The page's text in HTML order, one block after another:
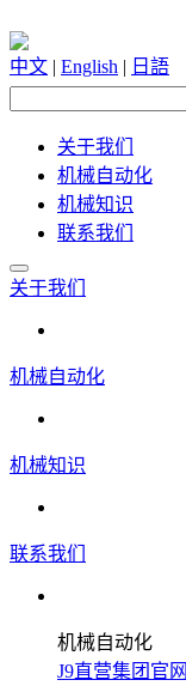
中文 | English | 日語
关于我们
机械自动化
机械知识
联系我们
关于我们
机械自动化
机械知识
联系我们
机械自动化
J9直营集团官网